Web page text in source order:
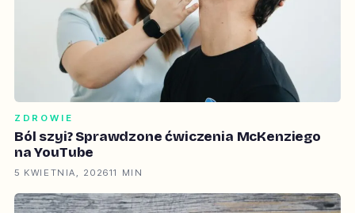
ZDROWIE
Ból szyi? Sprawdzone ćwiczenia McKenziego
na YouTube
5 KWIETNIA, 202611 MIN